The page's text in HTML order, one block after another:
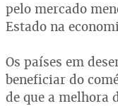
pelo mercado
Estado na
Os países em
beneficiar do
de que a melhora